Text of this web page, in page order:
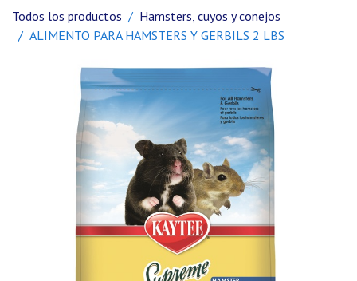
Todos los productos
Hamsters, cuyos y conejos
ALIMENTO PARA HAMSTERS Y GERBILS 2 LBS